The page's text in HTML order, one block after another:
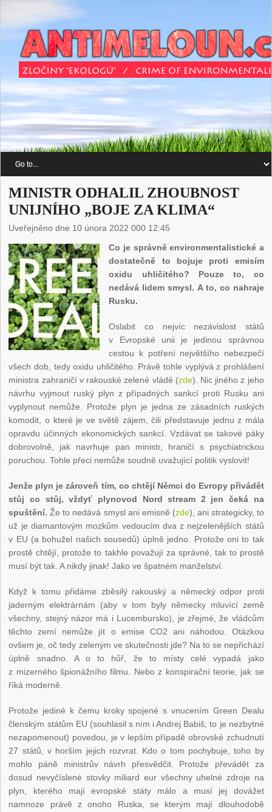
MINISTR ODHALIL ZHOUBNOST
UNIJNÍHO „BOJE ZA KLIMA“
Uveřejněno dne 10 února 2022 000 12:45
Co je správně environmentalistické a
dostatečně to bojuje proti emisím
oxidu uhličitého? Pouze to, co
nedává lidem smysl. A to, co nahraje
Rusku.
Oslabit co nejvíc nezávislost států
v Evropské unii je jedinou správnou
cestou k potření největšího nebezpečí
všech dob, tedy oxidu uhličitého. Právě tohle vyplývá z prohlášení
ministra zahraničí v rakouské zelené vládě (zde). Nic jiného z jeho
návrhu vyjmout ruský plyn z případných sankcí proti Rusku ani
vyplynout nemůže. Protože plyn je jedna ze zásadních ruských
komodit, o které je ve světě zájem, čili představuje jednu z mála
opravdu účinných ekonomických sankcí. Vzdávat se takové páky
dobrovolně, jak navrhuje pan ministr, hraničí s psychiatrickou
poruchou. Tohle přeci nemůže soudně uvažující politik vyslovit!
Jenže plyn je zároveň tím, co chtějí Němci do Evropy přivádět
stůj co stůj, vždyť plynovod Nord stream 2 jen čeká na
spuštění. Že to nedává smysl ani emisně (zde), ani strategicky, to
už je diamantovým mozkům vedoucím dva z nejzelenějších států
v EU (a bohužel našich sousedů) úplně jedno. Protože oni to tak
prostě chtějí, protože to takhle považují za správné, tak to prostě
musí být tak. A nikdy jinak! Jako ve špatném manželství.
Když k tomu přidáme zběsilý rakouský a německý odpor proti
jaderným elektrárnám (aby v tom byly německy mluvící země
všechny, stejný názor má i Lucembursko), je zřejmé, že vládcům
těchto zemí nemůže jít o emise CO2 ani náhodou. Otázkou
ovšem je, oč tedy zeleným ve skutečnosti jde? Na to se nepřichází
úplně snadno. A o to hůř, že to místy celé vypadá jako
z mizerného špionážního filmu. Nebo z konspirační teorie, jak se
říká moderně.
Protože jediné k čemu kroky spojené s vnucením Green Dealu
členským státům EU (souhlasil s ním i Andrej Babiš, to je nezbytné
nezapomenout) povedou, je v lepším případě obrovské zchudnutí
27 států, v horším jejich rozvrat. Kdo o tom pochybuje, toho by
mohlo páně ministrův návrh přesvědčit. Protože převádět za
dosud nevyčíslené stovky miliard eur všechny uhelné zdroje na
plyn, kterého mají evropské státy málo a musí jej dovážet
namnoze právě z onoho Ruska, se kterým mají dlouhodobě